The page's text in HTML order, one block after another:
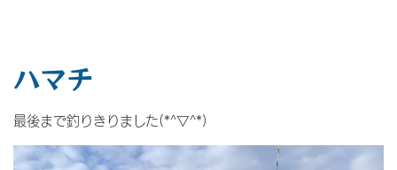
ハマチ
最後まで釣りきりました(*^▽^*)